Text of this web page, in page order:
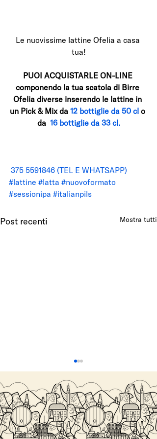
Le nuovissime lattine Ofelia a casa
tua!
PUOI ACQUISTARLE ON-LINE
componendo la tua scatola di Birre
Ofelia diverse inserendo le lattine in
un Pick & Mix da 12 bottiglie da 50 cl o
da 16 bottiglie da 33 cl.
375 5591846 (TEL E WHATSAPP)
#lattine #latta #nuovoformato
#sessionipa #italianpils
Post recenti Mostra tutti